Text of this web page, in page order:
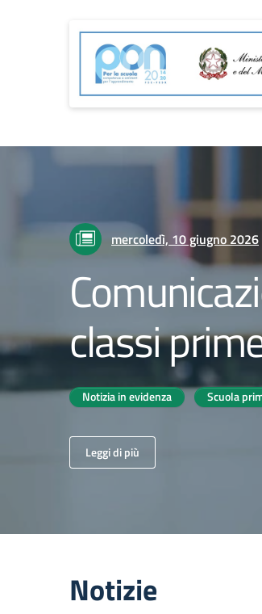
mercoledì, 10 giugno 2026
classi
Notizia in evidenza Scuola
Leggi di più
Notizie